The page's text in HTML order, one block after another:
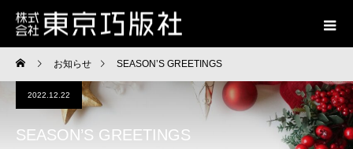
お知らせ SEASON’S GREETINGS
2022.12.22
SEASON’S GREETINGS